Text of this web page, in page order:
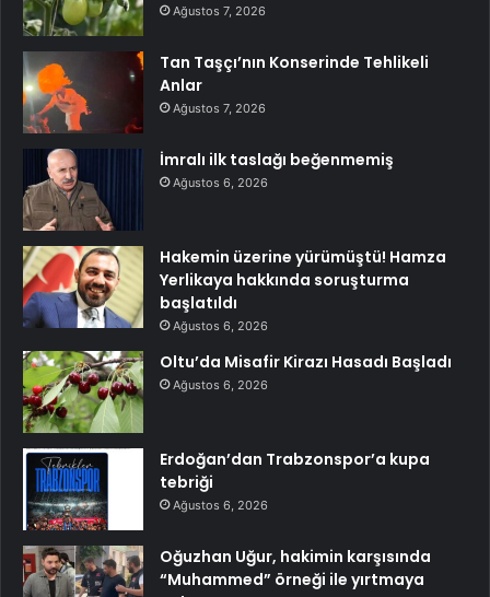
Ağustos 7, 2026
Tan Taşçı’nın Konserinde Tehlikeli
Anlar
Ağustos 7, 2026
İmralı ilk taslağı beğenmemiş
Ağustos 6, 2026
Hakemin üzerine yürümüştü! Hamza
Yerlikaya hakkında soruşturma
başlatıldı
Ağustos 6, 2026
Oltu’da Misafir Kirazı Hasadı Başladı
Ağustos 6, 2026
Erdoğan’dan Trabzonspor’a kupa
tebriği
Ağustos 6, 2026
Oğuzhan Uğur, hakimin karşısında
“Muhammed” örneği ile yırtmaya